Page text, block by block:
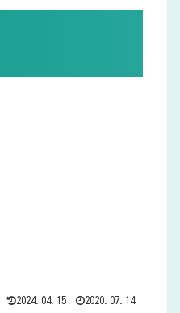
2024.04.15 2020.07.14